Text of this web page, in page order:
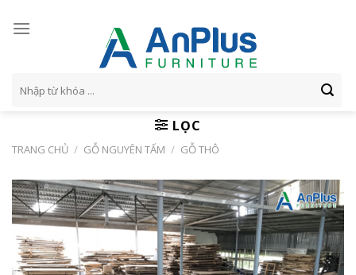
kiếm:
LỌC
TRANG CHỦ / GỖ NGUYÊN TẤM / GỖ THÔ